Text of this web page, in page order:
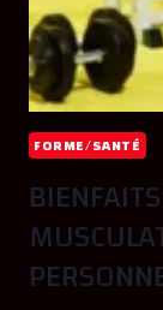
FORME/SANTÉ